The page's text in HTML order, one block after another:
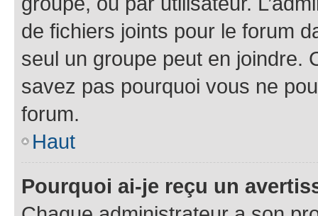
de fichiers joints pour le forum
seul un groupe peut en joindre.
savez pas pourquoi vous ne
forum.
Haut
Pourquoi ai-je reçu un